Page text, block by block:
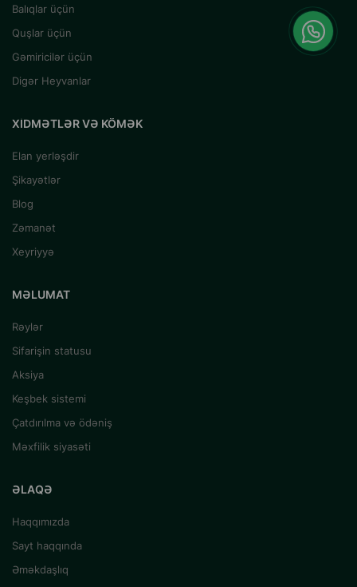
Balıqlar üçün
Quşlar üçün
Gəmiricilər üçün
Digər Heyvanlar
XIDMƏTLƏR VƏ KÖMƏK
Elan yerləşdir
Şikayətlər
Blog
Zəmanət
Xeyriyyə
MƏLUMAT
Rəylər
Sifarişin statusu
Aksiya
Keşbek sistemi
Çatdırılma və ödəniş
Məxfilik siyasəti
ƏLAQƏ
Haqqımızda
Sayt haqqında
Əməkdaşlıq